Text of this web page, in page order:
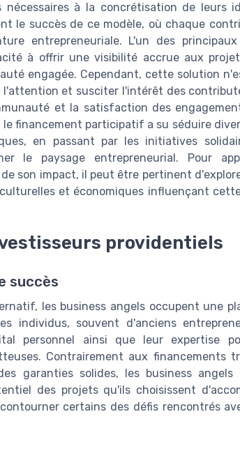
à la concrétisation de leurs
le succès de ce modèle, où chaque
entrepreneuriale. L'un des
à offrir une visibilité accrue aux
engagée. Cependant, cette solution
et susciter l'intérêt des
et la satisfaction des
le financement participatif a su séduire
en passant par les initiatives
le paysage entrepreneurial. Pour
son impact, il peut être pertinent
et économiques influençant
providentiels
succès
les business angels occupent une
individus, souvent d'anciens
personnel ainsi que leur expertise
Contrairement aux financements
garanties solides, les business angels
des projets qu'ils choisissent
certains des défis rencontrés